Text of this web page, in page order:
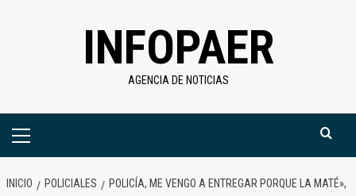
INFOPAER
AGENCIA DE NOTICIAS
Menú
INICIO POLICIALES
POLICÍA, ME VENGO A ENTREGAR PORQUE LA MATÉ»,